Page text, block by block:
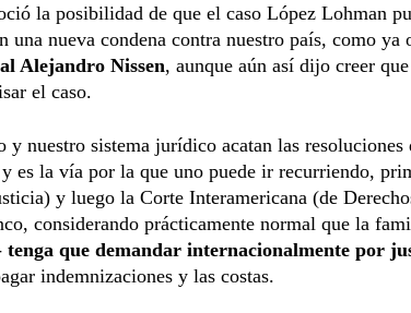
la posibilidad de que el caso López Lohman
una nueva condena contra nuestro país, como ya
Alejandro Nissen, aunque aún así dijo creer
el caso.
y nuestro sistema jurídico acatan las resoluciones
es la vía por la que uno puede ir recurriendo,
y luego la Corte Interamericana (de
considerando prácticamente normal que la
tenga que demandar internacionalmente por
indemnizaciones y las costas.